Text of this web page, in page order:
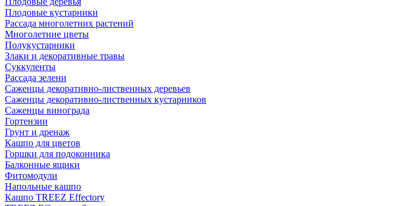
Плодовые кустарники
Рассада многолетних растений
Многолетние цветы
Полукустарники
Злаки и декоративные травы
Суккуленты
Рассада зелени
Саженцы декоративно-лиственных деревьев
Саженцы декоративно-лиственных кустарников
Саженцы винограда
Гортензии
Грунт и дренаж
Кашпо для цветов
Горшки для подоконника
Балконные ящики
Фитомодули
Напольные кашпо
Кашпо TREEZ Effectory